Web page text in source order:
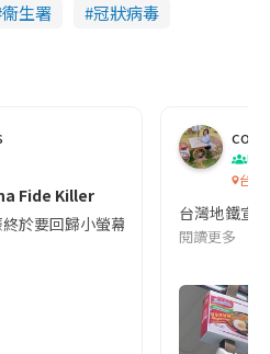
衞生署 冠狀病毒
Fide Killer
於要回歸小螢幕啦!這次的劇本改編
co
吹
台灣
台灣地鐵宣
閱讀更多